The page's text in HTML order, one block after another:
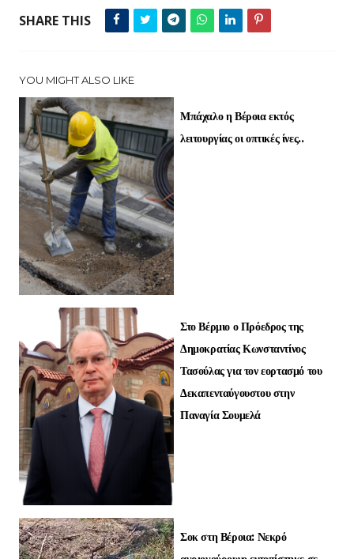
SHARE THIS
YOU MIGHT ALSO LIKE
Μπάχαλο η Βέροια εκτός
λειτουργίας οι οπτικές ίνες..
Στο Βέρμιο ο Πρόεδρος της
Δημοκρατίας Κωνσταντίνος
Τασούλας για τον εορτασμό του
Δεκαπενταύγουστου στην
Παναγία Σουμελά
Σοκ στη Βέροια: Νεκρό